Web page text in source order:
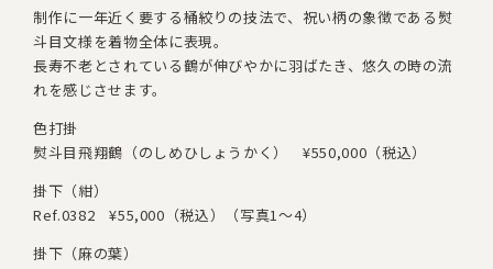
制作に一年近く要する桶絞りの技法で、祝い柄の象徴である 熨
斗目文様を着物全体に表現。
長寿不老とされている鶴が伸びやかに羽ばたき、悠久の時の流
れを感じさせます。
色打掛
熨斗目飛翔鶴（のしめひしょうかく）
¥550,000（税込）
掛下（紺）
Ref.0382
¥55,000（税込）
（写真1～4）
掛下（麻の葉）